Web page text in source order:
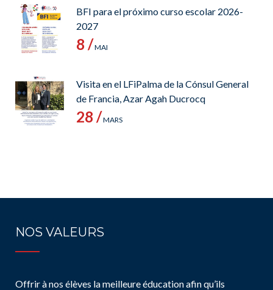
BFI para el próximo curso escolar 2026-
2027
8 /MAI
Visita en el LFiPalma de la Cónsul General
de Francia, Azar Agah Ducrocq
28 /MARS
NOS VALEURS
Offrir à nos élèves la meilleure éducation afin qu’ils